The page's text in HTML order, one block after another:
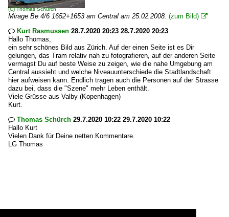
(C)Thomas Schürch
Mirage Be 4/6 1652+1653 am Central am 25.02.2008. (zum Bild) 
 Kurt Rasmussen 28.7.2020 20:23 28.7.2020 20:23
Hallo Thomas,
ein sehr schönes Bild aus Zürich. Auf der einen Seite ist es Dir
gelungen, das Tram relativ nah zu fotografieren, auf der anderen Seite
vermagst Du auf beste Weise zu zeigen, wie die nahe Umgebung am
Central aussieht und welche Niveauunterschiede die Stadtlandschaft
hier aufweisen kann. Endlich tragen auch die Personen auf der Strasse
dazu bei, dass die "Szene" mehr Leben enthält.
Viele Grüsse aus Valby (Kopenhagen)
Kurt.
 Thomas Schürch 29.7.2020 10:22 29.7.2020 10:22
Hallo Kurt
Vielen Dank für Deine netten Kommentare.
LG Thomas